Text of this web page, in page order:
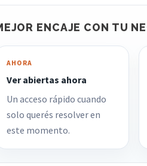
ENCAJE CON TU
AHORA
Ver abiertas ahora
Un acceso rápido cuando
solo querés resolver en
este momento.